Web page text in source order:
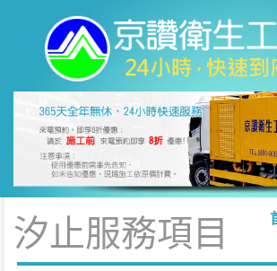
汐止服務項目